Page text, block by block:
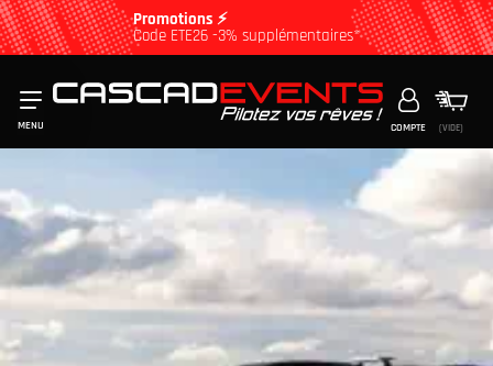
Promotions ⚡
Code ETE26 -3% supplémentaires*
MENU COMPTE (VIDE)